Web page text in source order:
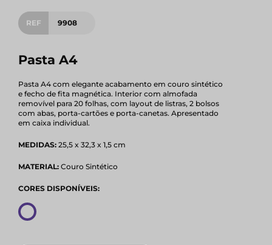
REF 9908
Pasta A4
Pasta A4 com elegante acabamento em couro sintético
e fecho de fita magnética. Interior com almofada
removível para 20 folhas, com layout de listras, 2 bolsos
com abas, porta-cartões e porta-canetas. Apresentado
em caixa individual.
MEDIDAS: 25,5 x 32,3 x 1,5 cm
MATERIAL: Couro Sintético
CORES DISPONÍVEIS: